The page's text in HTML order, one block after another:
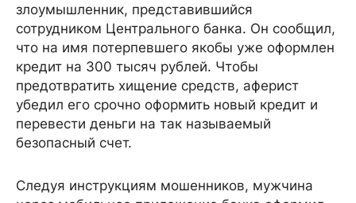
злоумышленник, представившийся
сотрудником Центрального банка. Он сообщил,
что на имя потерпевшего якобы уже оформлен
кредит на 300 тысяч рублей. Чтобы
предотвратить хищение средств, аферист
убедил его срочно оформить новый кредит и
перевести деньги на так называемый
безопасный счет.
Следуя инструкциям мошенников, мужчина